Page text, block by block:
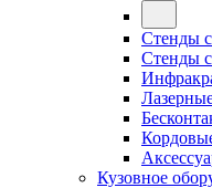
Стенды
Стенды
Кузовное